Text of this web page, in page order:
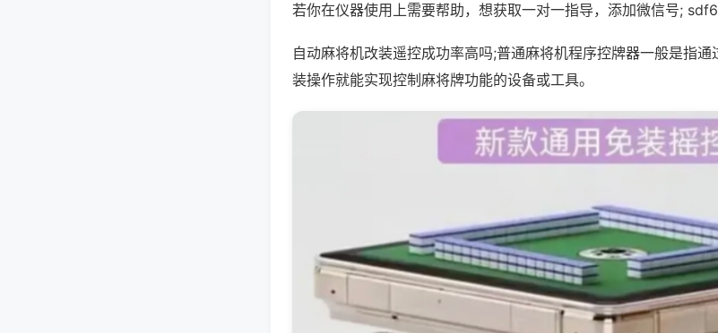
若你在仪器使用上需要帮助，想获取一对一指导，添加微信号;
自动麻将机改装遥控成功率高吗;普通麻将机程序控牌器一般是指
装操作就能实现控制麻将牌功能的设备或工具。